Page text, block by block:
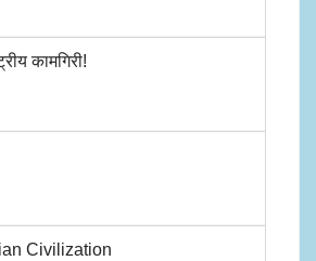
कामगिरी!
Civilization